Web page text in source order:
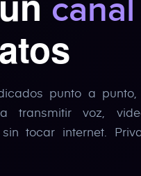
punto a
transmitir voz,
tocar internet.